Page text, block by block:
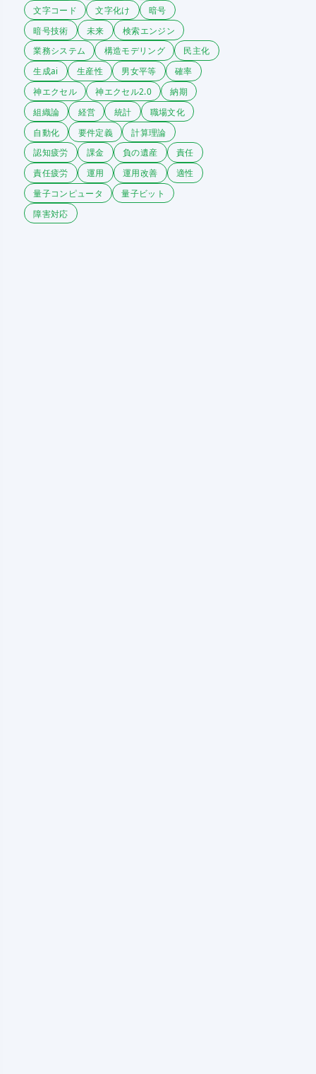
文字コード
文字化け
暗号
暗号技術
未来
検索エンジン
業務システム
構造モデリング
民主化
生成ai
生産性 男女平等
確率
神エクセル
神エクセル2.0
納期
組織論
経営 統計
職場文化
自動化
要件定義
計算理論
認知疲労
課金 負の遺産
責任
責任疲労
運用 運用改善
適性
量子コンピュータ
量子ビット
障害対応